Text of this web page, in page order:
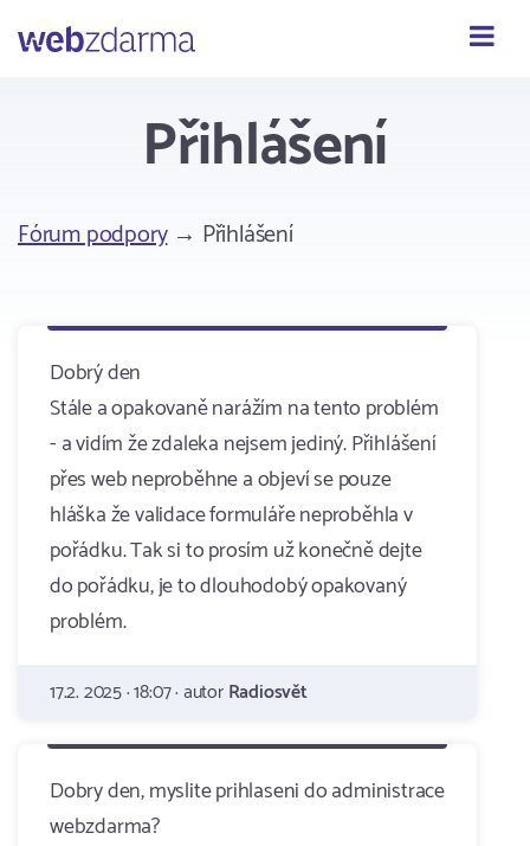
Webzdarma
Přihlášení
Fórum podpory→ Přihlášení
Dobrý den
Stále a opakovaně narážím na tento problém
- a vidím že zdaleka nejsem jediný. Přihlášení
přes web neproběhne a objeví se pouze
hláška že validace formuláře neproběhla v
pořádku. Tak si to prosím už konečně dejte
do pořádku, je to dlouhodobý opakovaný
problém.
17.2. 2025 · 18:07 · autorRadiosvět
Dobry den, myslite prihlaseni do administrace
webzdarma?